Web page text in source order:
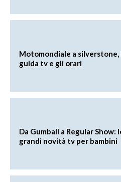
Motomondiale a silverstone,
guida tv e gli orari
Da Gumball a Regular Show:
grandi novità tv per bambini